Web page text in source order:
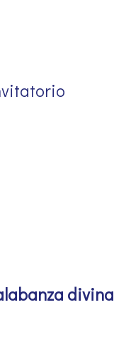
divina